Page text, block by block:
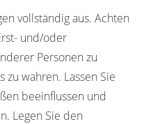
vollständig aus. Achten
und/oder
Personen zu
zu wahren. Lassen Sie
beeinflussen und
Legen Sie den